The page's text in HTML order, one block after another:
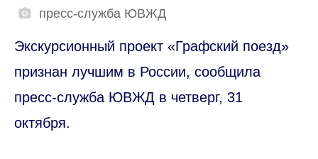
пресс-служба ЮВЖД
Экскурсионный проект «Графский поезд»
признан лучшим в России, сообщила
пресс-служба ЮВЖД в четверг, 31
октября.